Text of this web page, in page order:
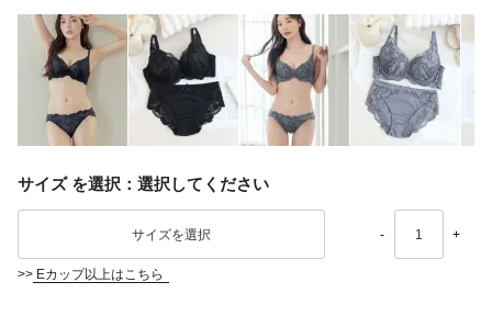
サイズ 選択してください
- +
>> Eカップ以上はこちら